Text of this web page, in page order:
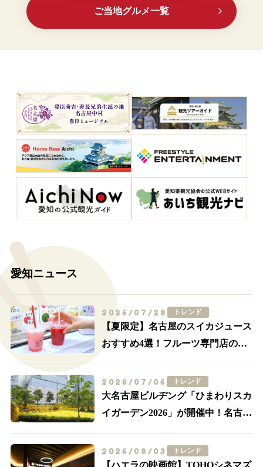
ご当地グルメ一覧
愛知ニュース
2026/07/28 トレンド
【夏限定】名古屋のスイカジュース
おすすめ4選！フルーツ専門店の一
2026/07/06 トレンド
大名古屋ビルヂング「ひまわりスカ
イガーデン2026」が開催中！名古屋
2026/08/03 トレンド